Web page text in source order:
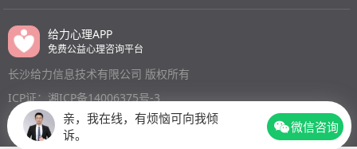
亲，我在线，有烦恼可向我倾
诉。
微信咨询
给力心理APP
免费公益心理咨询平台
长沙给力信息技术有限公司 版权所有
ICP证：湘ICP备14006375号-3